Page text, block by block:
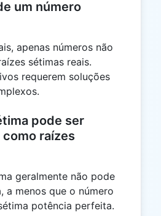
um número
apenas números não
sétimas reais.
requerem soluções
pode ser
raízes
geralmente não pode
a menos que o número
potência perfeita.